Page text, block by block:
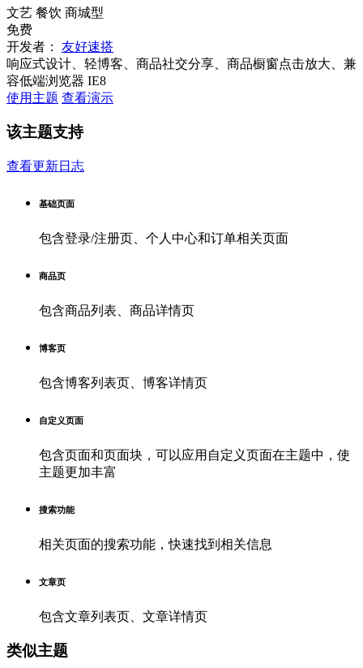
文艺 餐饮 商城型
免费
开发者：
友好速搭
响应式设计、轻博客、商品社交分享、商品橱窗点击放大、兼
容低端浏览器 IE8
使用主题 查看演示
该主题支持
查看更新日志
基础页面
包含登录/注册页、个人中心和订单相关页面
商品页
包含商品列表、商品详情页
博客页
包含博客列表页、博客详情页
自定义页面
包含页面和页面块，可以应用自定义页面在主题中，使
主题更加丰富
搜索功能
相关页面的搜索功能，快速找到相关信息
文章页
包含文章列表页、文章详情页
类似主题